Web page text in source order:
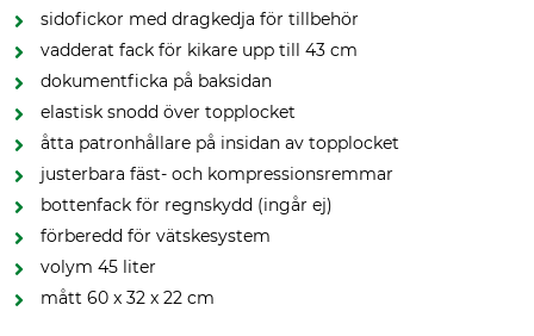
sidofickor med dragkedja för tillbehör
vadderat fack för kikare upp till 43 cm
dokumentficka på baksidan
elastisk snodd över topplocket
åtta patronhållare på insidan av topplocket
justerbara fäst- och kompressionsremmar
bottenfack för regnskydd (ingår ej)
förberedd för vätskesystem
volym 45 liter
mått 60 x 32 x 22 cm